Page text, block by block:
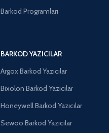
Barkod Programları
BARKOD YAZICILAR
Argox Barkod Yazıcılar
Bixolon Barkod Yazıcılar
Honeywell Barkod Yazıcılar
Sewoo Barkod Yazıcılar